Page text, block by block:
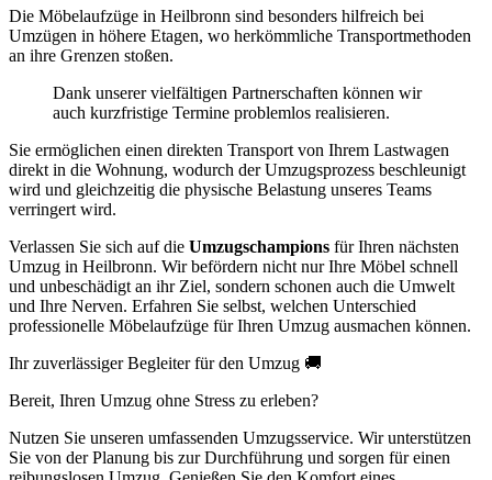
Die Möbelaufzüge in Heilbronn sind besonders hilfreich bei
Umzügen in höhere Etagen, wo herkömmliche Transportmethoden
an ihre Grenzen stoßen.
Dank unserer vielfältigen Partnerschaften können wir
auch kurzfristige Termine problemlos realisieren.
Sie ermöglichen einen direkten Transport von Ihrem Lastwagen
direkt in die Wohnung, wodurch der Umzugsprozess beschleunigt
wird und gleichzeitig die physische Belastung unseres Teams
verringert wird.
Verlassen Sie sich auf die Umzugschampions für Ihren nächsten
Umzug in Heilbronn. Wir befördern nicht nur Ihre Möbel schnell
und unbeschädigt an ihr Ziel, sondern schonen auch die Umwelt
und Ihre Nerven. Erfahren Sie selbst, welchen Unterschied
professionelle Möbelaufzüge für Ihren Umzug ausmachen können.
Ihr zuverlässiger Begleiter für den Umzug 🚚
Bereit, Ihren Umzug ohne Stress zu erleben?
Nutzen Sie unseren umfassenden Umzugsservice. Wir unterstützen
Sie von der Planung bis zur Durchführung und sorgen für einen